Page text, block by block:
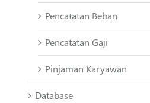
Pencatatan Beban
Pencatatan Gaji
Pinjaman Karyawan
Database